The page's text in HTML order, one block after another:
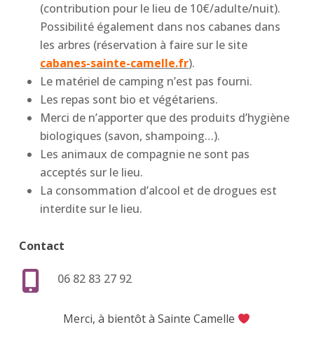
(contribution pour le lieu de 10€/adulte/nuit).
Possibilité également dans nos cabanes dans
les arbres (réservation à faire sur le site
cabanes-sainte-camelle.fr).
Le matériel de camping n’est pas fourni.
Les repas sont bio et végétariens.
Merci de n’apporter que des produits d’hygiène
biologiques (savon, shampoing…).
Les animaux de compagnie ne sont pas
acceptés sur le lieu.
La consommation d’alcool et de drogues est
interdite sur le lieu.
Contact
06 82 83 27 92
Merci, à bientôt à Sainte Camelle